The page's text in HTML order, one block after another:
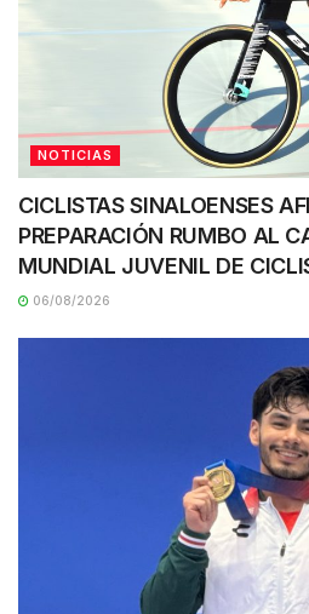
NOTICIAS
CICLISTAS SINALOENSES
PREPARACIÓN RUMBO AL
MUNDIAL JUVENIL DE
06/08/2026